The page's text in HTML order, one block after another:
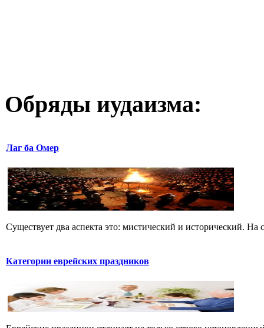
Обряды иудаизма:
Лаг ба Омер
Существует два аспекта это: мистический и исторический. На
Категории еврейских праздников